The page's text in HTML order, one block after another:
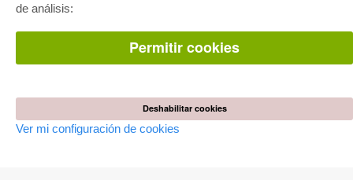
de análisis:
Permitir cookies
Deshabilitar cookies
Ver mi configuración de cookies
Condiciones
Publicar disertación
Publicar habilitación